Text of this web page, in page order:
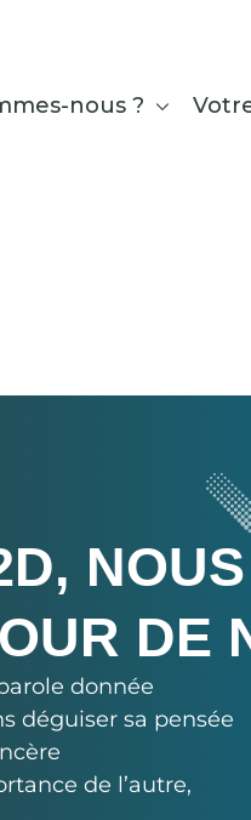
nous ?
DE
donnée
déguiser sa pensée
de l’autre,